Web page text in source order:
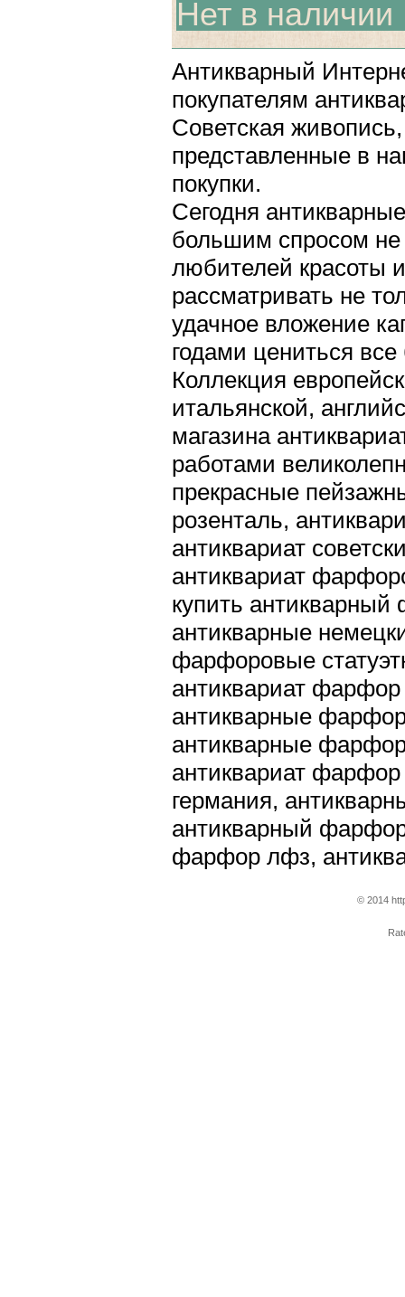
Нет в наличии
Антикварный
покупателям
Советская
представленные в
покупки.
Сегодня
большим спросом не
любителей красоты
рассматривать не
удачное вложение
годами цениться
Коллекция
итальянской,
магазина
работами
прекрасные
розенталь,
антиквариат
антиквариат
купить
антикварные
фарфоровые
антиквариат
антикварные
антикварные
антиквариат
германия,
антикварный
фарфор лфз,
© 2014